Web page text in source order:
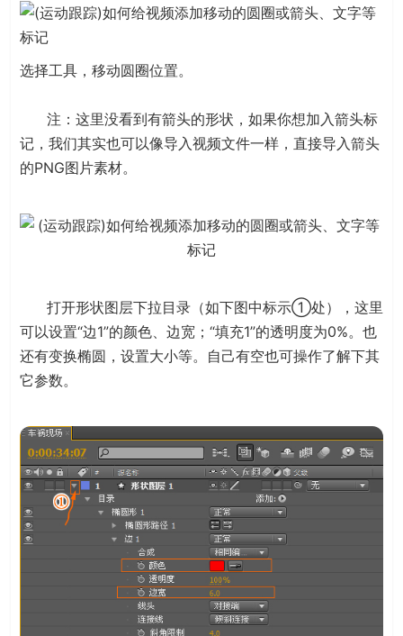
选择工具，移动圆圈位置。
注：这里没看到有箭头的形状，如果你想加入箭头标
记，我们其实也可以像导入视频文件一样，直接导入箭头
的PNG图片素材。
打开形状图层下拉目录（如下图中标示①处），这里
可以设置“边1”的颜色、边宽；“填充1”的透明度为0%。也
还有变换椭圆，设置大小等。自己有空也可操作了解下其
它参数。